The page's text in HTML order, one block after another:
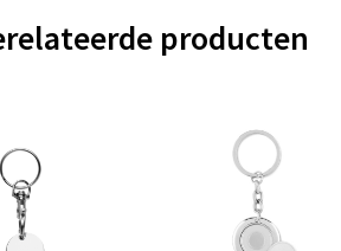
producten